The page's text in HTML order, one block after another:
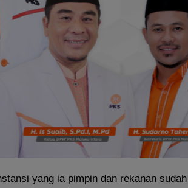
yang ia pimpin dan rekanan sudah